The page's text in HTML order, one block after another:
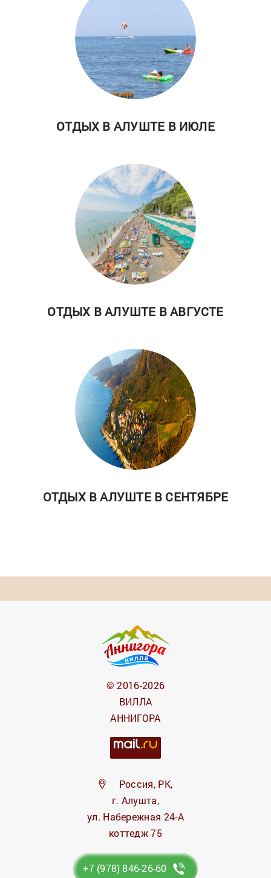
ОТДЫХ В АЛУШТЕ В ИЮЛЕ
ОТДЫХ В АЛУШТЕ В АВГУСТЕ
ОТДЫХ В АЛУШТЕ В СЕНТЯБРЕ
© 2016-2026
ВИЛЛА
АННИГОРА
Россия, РК,
г. Алушта,
ул. Набережная 24-А
коттедж 75
+7 (978) 846-26-60